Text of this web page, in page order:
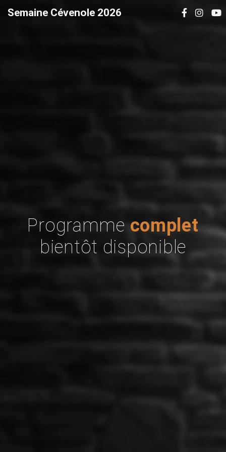
Semaine Cévenole 2026
Programmecomplet
bientôt disponible